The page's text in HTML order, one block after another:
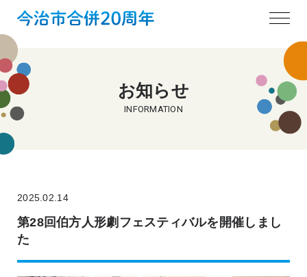
お知らせ
INFORMATION
2025.02.14
第28回伯方人形劇フェスティバルを開催しまし
た